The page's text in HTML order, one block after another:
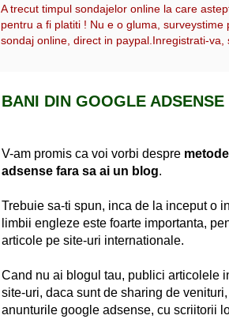
A trecut timpul sondajelor online la care
pentru a fi platiti ! Nu e o gluma,
sondaj online, direct in paypal.Inregistrati-va,
BANI DIN GOOGLE
V-am promis ca voi vorbi despre
adsense fara sa ai un blog.
Trebuie sa-ti spun, inca de la inceput o
limbii engleze este foarte importanta,
articole pe site-uri internationale.
Cand nu ai blogul tau, publici articolele
site-uri, daca sunt de sharing de
anunturile google adsense, cu scriitorii